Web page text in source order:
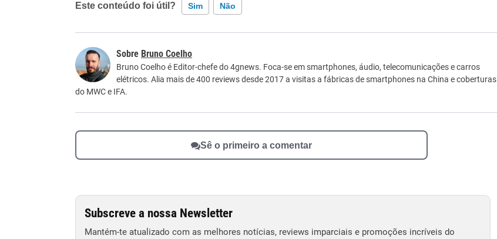
Este conteúdo foi útil? Sim Não
Este conteúdo não tem a informação que procuro
Outro
Bruno Coelho
Bruno Coelho é Editor-chefe do 4gnews. Foca-se em smartphones, áudio, telecomunicações e carros
elétricos. Alia mais de 400 reviews desde 2017 a visitas a fábricas de smartphones na China e coberturas
do MWC e IFA.
Sê o primeiro a comentar
Subscreve a nossa Newsletter
Mantém-te atualizado com as melhores notícias, reviews imparciais e promoções incríveis do